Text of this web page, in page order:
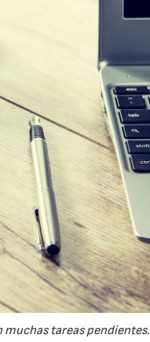
tareas pendientes.